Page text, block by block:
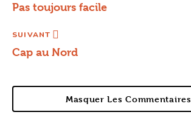
Pas toujours facile
SUIVANT
Cap au Nord
Masquer Les Commentaires